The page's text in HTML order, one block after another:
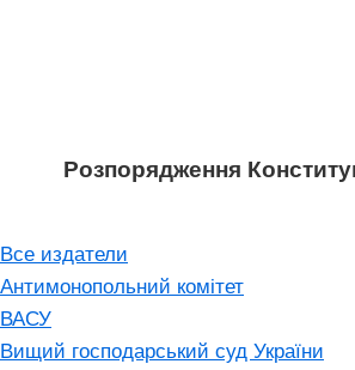
Розпорядження
Все издатели
Антимонопольний комітет
ВАСУ
Вищий господарський суд України